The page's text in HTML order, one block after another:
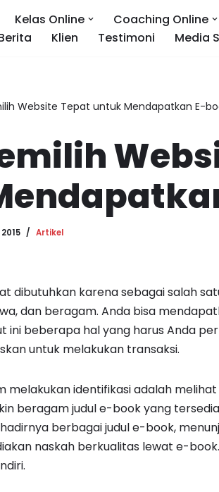
Kelas Online Coaching Online
Klien Testimoni Media
Website Tepat untuk Mendapatkan E-
Artikel
dibutuhkan karena sebagai salah
dan beragam. Anda bisa
ini beberapa hal yang harus Anda
untuk melakukan transaksi.
melakukan identifikasi adalah
beragam judul e-book yang
berbagai judul e-book,
naskah berkualitas lewat e-